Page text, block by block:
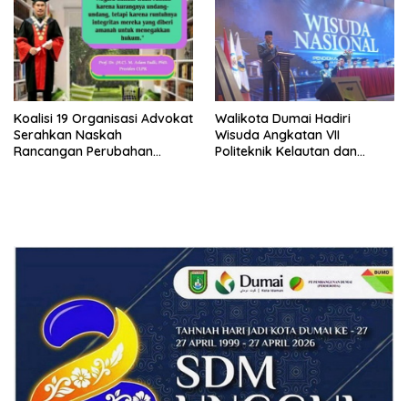
Bersama Kota Dumai
Koalisi 19 Organisasi Advokat
Serahkan Naskah
Rancangan Perubahan
Walikota Dumai Hadiri
Wisuda Angkatan VII
Politeknik Kelautan dan